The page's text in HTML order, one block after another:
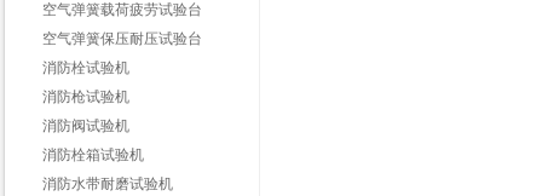
空气弹簧载荷疲劳试验台
空气弹簧保压耐压试验台
消防栓试验机
消防枪试验机
消防阀试验机
消防栓箱试验机
消防水带耐磨试验机